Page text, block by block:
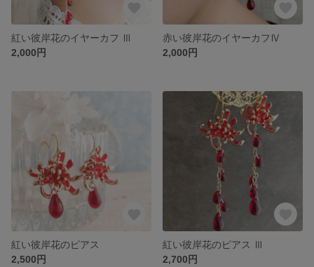
紅い彼岸花のイヤーカフ Ⅲ
2,000円
赤い彼岸花のイヤーカフⅣ
2,000円
紅い彼岸花のピアス
2,500円
紅い彼岸花のピアス Ⅲ
2,700円